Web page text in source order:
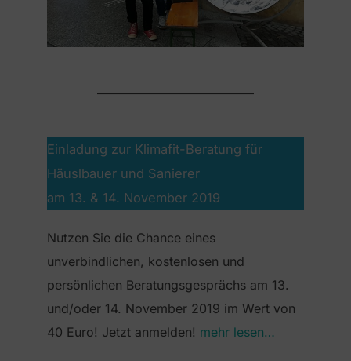
Einladung zur Klimafit-Beratung für
Häuslbauer und Sanierer
am 13. & 14. November 2019
Nutzen Sie die Chance eines
unverbindlichen, kostenlosen und
persönlichen Beratungsgesprächs am 13.
und/oder 14. November 2019 im Wert von
40 Euro! Jetzt anmelden! mehr lesen…